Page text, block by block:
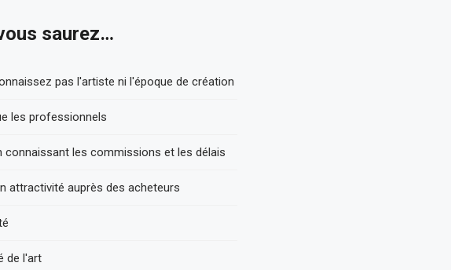
saurez…
pas l'artiste ni l'époque de création
les professionnels
connaissant les commissions et les délais
attractivité auprès des acheteurs
de l'art